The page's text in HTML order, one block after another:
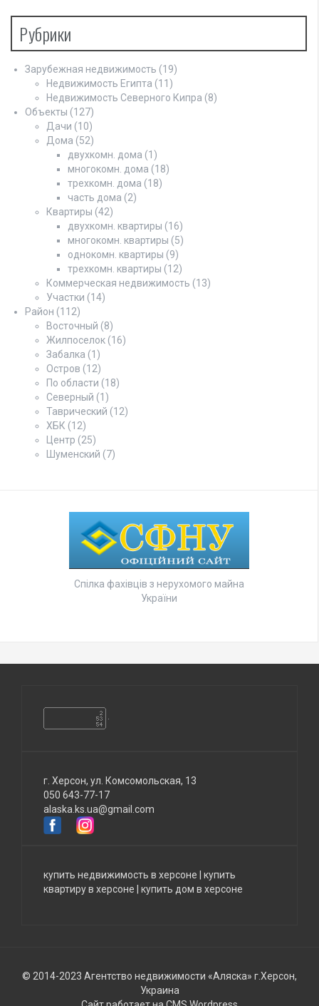
Рубрики
Зарубежная недвижимость (19)
Недвижимость Египта (11)
Недвижимость Северного Кипра (8)
Объекты (127)
Дачи (10)
Дома (52)
двухкомн. дома (1)
многокомн. дома (18)
трехкомн. дома (18)
часть дома (2)
Квартиры (42)
двухкомн. квартиры (16)
многокомн. квартиры (5)
однокомн. квартиры (9)
трехкомн. квартиры (12)
Коммерческая недвижимость (13)
Участки (14)
Район (112)
Восточный (8)
Жилпоселок (16)
Забалка (1)
Остров (12)
По области (18)
Северный (1)
Таврический (12)
ХБК (12)
Центр (25)
Шуменский (7)
Спілка фахівців з нерухомого майна
України
г. Херсон, ул. Комсомольская, 13
050 643-77-17
alaska.ks.ua@gmail.com
купить недвижимость в херсоне
купить
квартиру в херсоне
купить дом в херсоне
© 2014-2023 Агентство недвижимости «Аляска» г.Херсон,
Украина